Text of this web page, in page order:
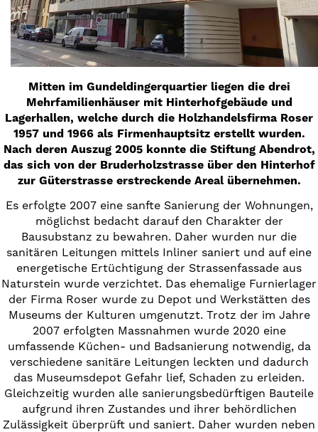
Mitten im Gundeldingerquartier liegen die drei
Mehrfamilienhäuser mit Hinterhofgebäude und
Lagerhallen, welche durch die Holzhandelsfirma Roser
1957 und 1966 als Firmenhauptsitz erstellt wurden.
Nach deren Auszug 2005 konnte die Stiftung Abendrot,
das sich von der Bruderholzstrasse über den Hinterhof
zur Güterstrasse erstreckende Areal übernehmen.
Es erfolgte 2007 eine sanfte Sanierung der Wohnungen,
möglichst bedacht darauf den Charakter der
Bausubstanz zu bewahren. Daher wurden nur die
sanitären Leitungen mittels Inliner saniert und auf eine
energetische Ertüchtigung der Strassenfassade aus
Naturstein wurde verzichtet. Das ehemalige Furnierlager
der Firma Roser wurde zu Depot und Werkstätten des
Museums der Kulturen umgenutzt. Trotz der im Jahre
2007 erfolgten Massnahmen wurde 2020 eine
umfassende Küchen- und Badsanierung notwendig, da
verschiedene sanitäre Leitungen leckten und dadurch
das Museumsdepot Gefahr lief, Schaden zu erleiden.
Gleichzeitig wurden alle sanierungsbedürftigen Bauteile
aufgrund ihren Zustandes und ihrer behördlichen
Zulässigkeit überprüft und saniert. Daher wurden neben